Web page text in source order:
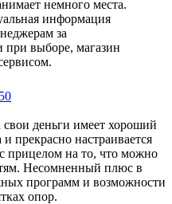
немного места.
информация
за
при выборе, магазин
деньги имеет хороший
прекрасно настраивается
прицелом на то, что можно
Несомненный плюс в
программ и возможности
опор.